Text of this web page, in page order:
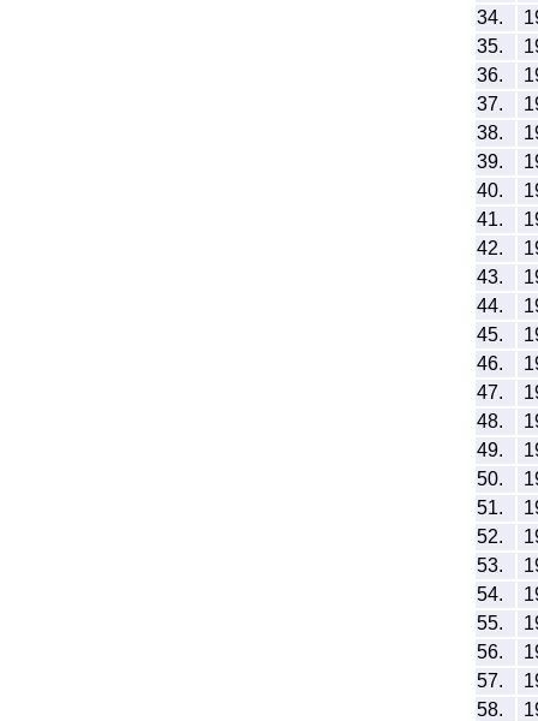
34.
35.
36.
37.
38.
39.
40.
41.
42.
43.
44.
45.
46.
47.
48.
49.
50.
51.
52.
53.
54.
55.
56.
57.
58.